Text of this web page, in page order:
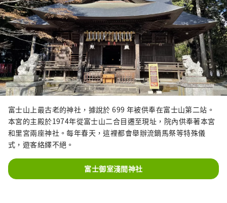
富士山上最古老的神社，據說於 699 年被供奉在富士山第二站。
本宮的主殿於1974年從富士山二合目遷至現址，院內供奉著本宮
和里宮兩座神社。每年春天，這裡都會舉辦流鏑馬祭等特殊儀
式，遊客絡繹不絕。
富士御室淺間神社